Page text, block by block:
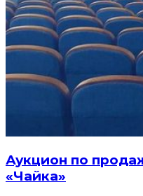
Аукцион по
«Чайка»